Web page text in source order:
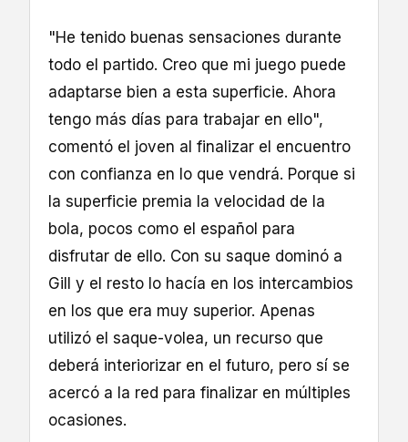
"He tenido buenas sensaciones durante
todo el partido. Creo que mi juego puede
adaptarse bien a esta superficie. Ahora
tengo más días para trabajar en ello",
comentó el joven al finalizar el encuentro
con confianza en lo que vendrá. Porque si
la superficie premia la velocidad de la
bola, pocos como el español para
disfrutar de ello. Con su saque dominó a
Gill y el resto lo hacía en los intercambios
en los que era muy superior. Apenas
utilizó el saque-volea, un recurso que
deberá interiorizar en el futuro, pero sí se
acercó a la red para finalizar en múltiples
ocasiones.